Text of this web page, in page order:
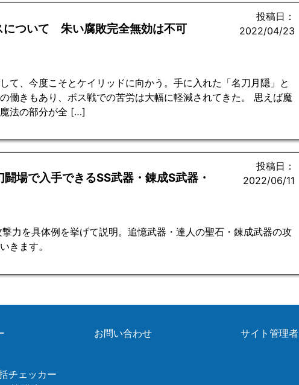
ついて 朱い腐敗完全無効は不可
投稿日：
2022/04/23
て、今度こそとケイリッドに向かう。手に入れた「名刀月隠」と
働きもあり、ボス戦での苦労は大幅に軽減されてきた。 思えば魔
法の部分が全 […]
場で入手できるSS武器・錬成S武器・
投稿日：
2022/06/11
力を具体例を挙げて説明。追憶武器・達人の聖石・錬成武器の攻
きます。
お問い合わせ サイト管理者
チェッカー